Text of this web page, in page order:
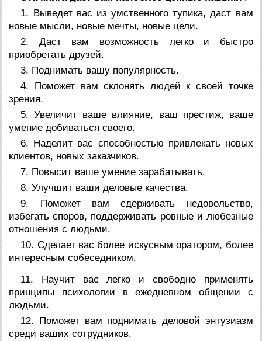
1. Выведет вас из умственного тупика, даст вам
новые мысли, новые мечты, новые цели.
2. Даст вам возможность легко и быстро
приобретать друзей.
3. Поднимать вашу популярность.
4. Поможет вам склонять людей к своей точке
зрения.
5. Увеличит ваше влияние, ваш престиж, ваше
умение добиваться своего.
6. Наделит вас способностью привлекать новых
клиентов, новых заказчиков.
7. Повысит ваше умение зарабатывать.
8. Улучшит ваши деловые качества.
9. Поможет вам сдерживать недовольство,
избегать споров, поддерживать ровные и любезные
отношения с людьми.
10. Сделает вас более искусным оратором, более
интересным собеседником.
11. Научит вас легко и свободно применять
принципы психологии в ежедневном общении с
людьми.
12. Поможет вам поднимать деловой энтузиазм
среди ваших сотрудников.